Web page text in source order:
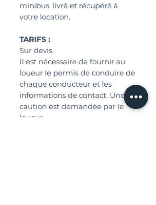
minibus, livré et récupéré à
votre location.
TARIFS :
Sur devis.
Il est nécessaire de fournir au
loueur le permis de conduire de
chaque conducteur et les
informations de contact. Une
caution est demandée par le
loueur.